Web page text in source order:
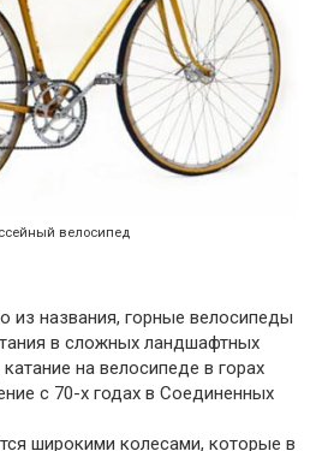
велосипед
из названия, горные велосипеды
в сложных ландшафтных
на велосипеде в горах
с 70-х годах в Соединенных
широкими колесами, которые в